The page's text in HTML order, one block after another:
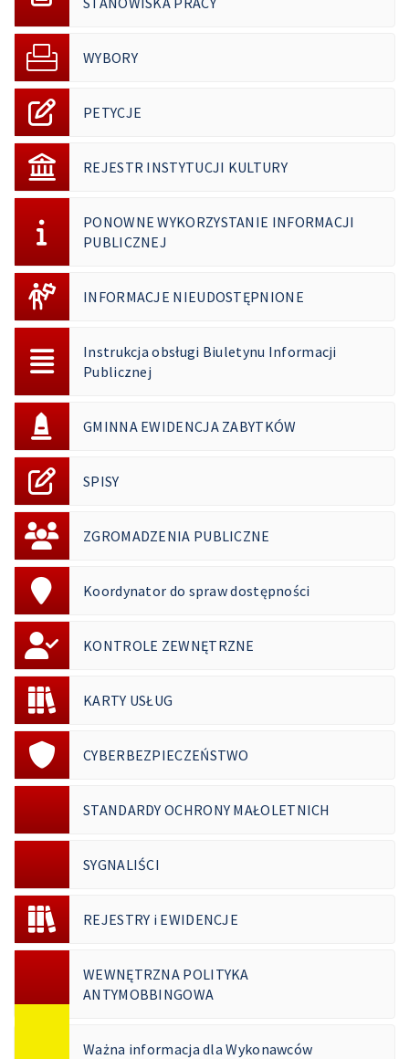
WYBORY
PETYCJE
REJESTR INSTYTUCJI KULTURY
PONOWNE WYKORZYSTANIE INFORMACJI
PUBLICZNEJ
INFORMACJE NIEUDOSTĘPNIONE
Instrukcja obsługi Biuletynu Informacji
Publicznej
GMINNA EWIDENCJA ZABYTKÓW
SPISY
ZGROMADZENIA PUBLICZNE
Koordynator do spraw dostępności
KONTROLE ZEWNĘTRZNE
KARTY USŁUG
CYBERBEZPIECZEŃSTWO
STANDARDY OCHRONY MAŁOLETNICH
SYGNALIŚCI
REJESTRY i EWIDENCJE
WEWNĘTRZNA POLITYKA
ANTYMOBBINGOWA
Ważna informacja dla Wykonawców